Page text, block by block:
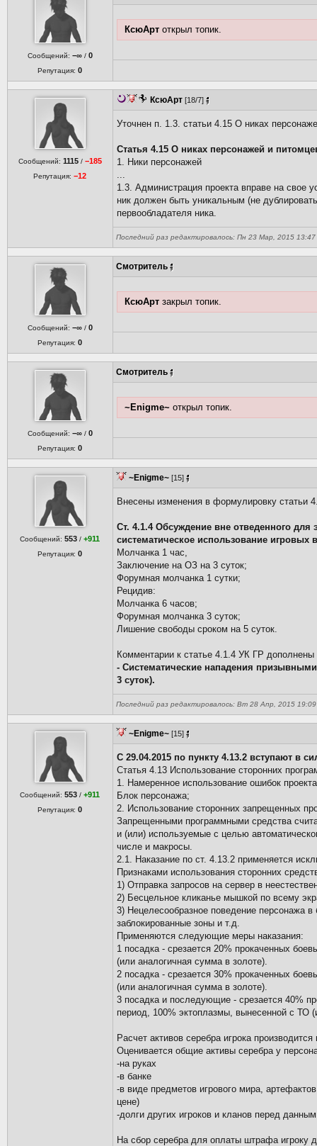
Сообщений: −∞ / 0
Репутация:0
КсюАрт открыл топик.
Сообщений: 1115 / −185
Репутация:−12
КсюАрт [18/7]
Уточнен п. 1.3. статьи 4.15 О никах
Статья 4.15 О никах персонажей и
1. Ники персонажей
...
1.3. Администрация проекта вправе на свое
ник должен быть уникальным (не
первообладателя ника.
Последний раз редактировалось: Пн 23 Мар, 2015
Сообщений: −∞ / 0
Репутация:0
Смотритель
КсюАрт закрыл топик.
Сообщений: −∞ / 0
Репутация:0
Смотритель
~Enigme~ открыл топик.
Сообщений:553 /+911
Репутация:0
~Enigme~ [15]
Внесены изменения в формулировку статьи
Ст. 4.1.4 Обсуждение вне отведенного для
систематическое использование
Молчанка 1 час,
Заключение на ОЗ на 3 суток;
Форумная молчанка 1 сутки;
Рецидив:
Молчанка 6 часов;
Форумная молчанка 3 суток;
Лишение свободы сроком на 5 суток.
Комментарии к статье 4.1.4 УК ГР
- Систематические нападения
3 суток).
Последний раз редактировалось: Вт 28 Апр, 2015 19:09
Сообщений:553 /+911
Репутация:0
~Enigme~ [15]
С 29.04.2015 по пункту 4.13.2 вступают в
Статья 4.13 Использование сторонних
1. Намеренное использование ошибок
Блок персонажа;
2. Использование сторонних запрещенных
Запрещенными программными средства
и (или) используемые с целью
числе и макросы.
2.1. Наказание по ст. 4.13.2 применяется
Признаками использования сторонних
1) Отправка запросов на сервер в
2) Бесцельное кликанье мышкой по всему
3) Нецелесообразное поведение персонажа
заблокированные зоны и т.д.
Применяются следующие меры наказания:
1 посадка - срезается 20% прокаченных
(или аналогичная сумма в золоте).
2 посадка - срезается 30% прокаченных
(или аналогичная сумма в золоте).
3 посадка и последующие - срезается 40%
период, 100% эктоплазмы, вынесенной с ТО
Расчет активов серебра игрока
Оценивается общие активы серебра у
-на руках
-в банке
-в виде предметов игрового мира,
цене)
-долги других игроков и кланов перед
На сбор серебра для оплаты штрафа игроку